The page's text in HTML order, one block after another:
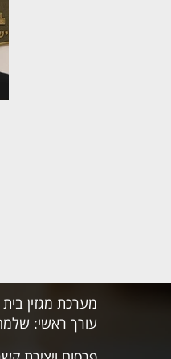
מערכת מגזין
עורך ראשי: